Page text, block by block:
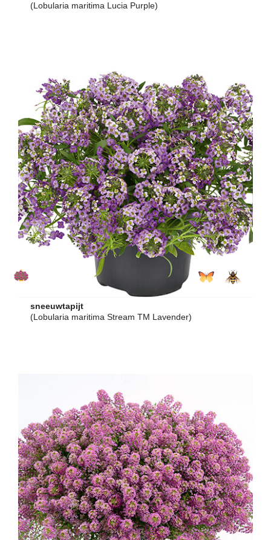
(Lobularia maritima Lucia Purple)
sneeuwtapijt
(Lobularia maritima Stream TM Lavender)